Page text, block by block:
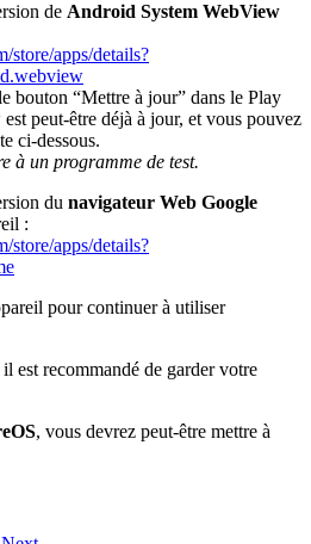
de Android System WebView
store/apps/details?
bouton “Mettre à jour” dans le Play
peut-être déjà à jour, et vous pouvez
ci-dessous.
à un programme de test.
du navigateur Web Google
:
store/apps/details?
pour continuer à utiliser
est recommandé de garder votre
, vous devrez peut-être mettre à